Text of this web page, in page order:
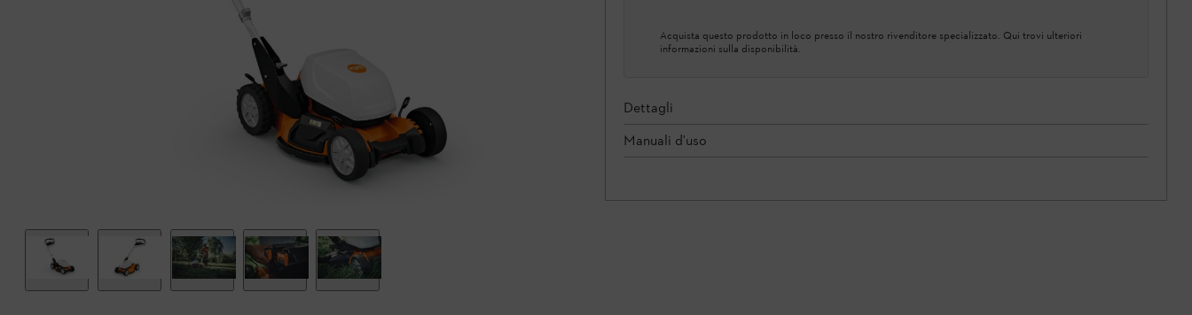
Acquista questo prodotto in loco presso il nostro rivenditore specializzato. Qui trovi ulteriori
informazioni sulla disponibilità.
Dettagli
Manuali d'uso